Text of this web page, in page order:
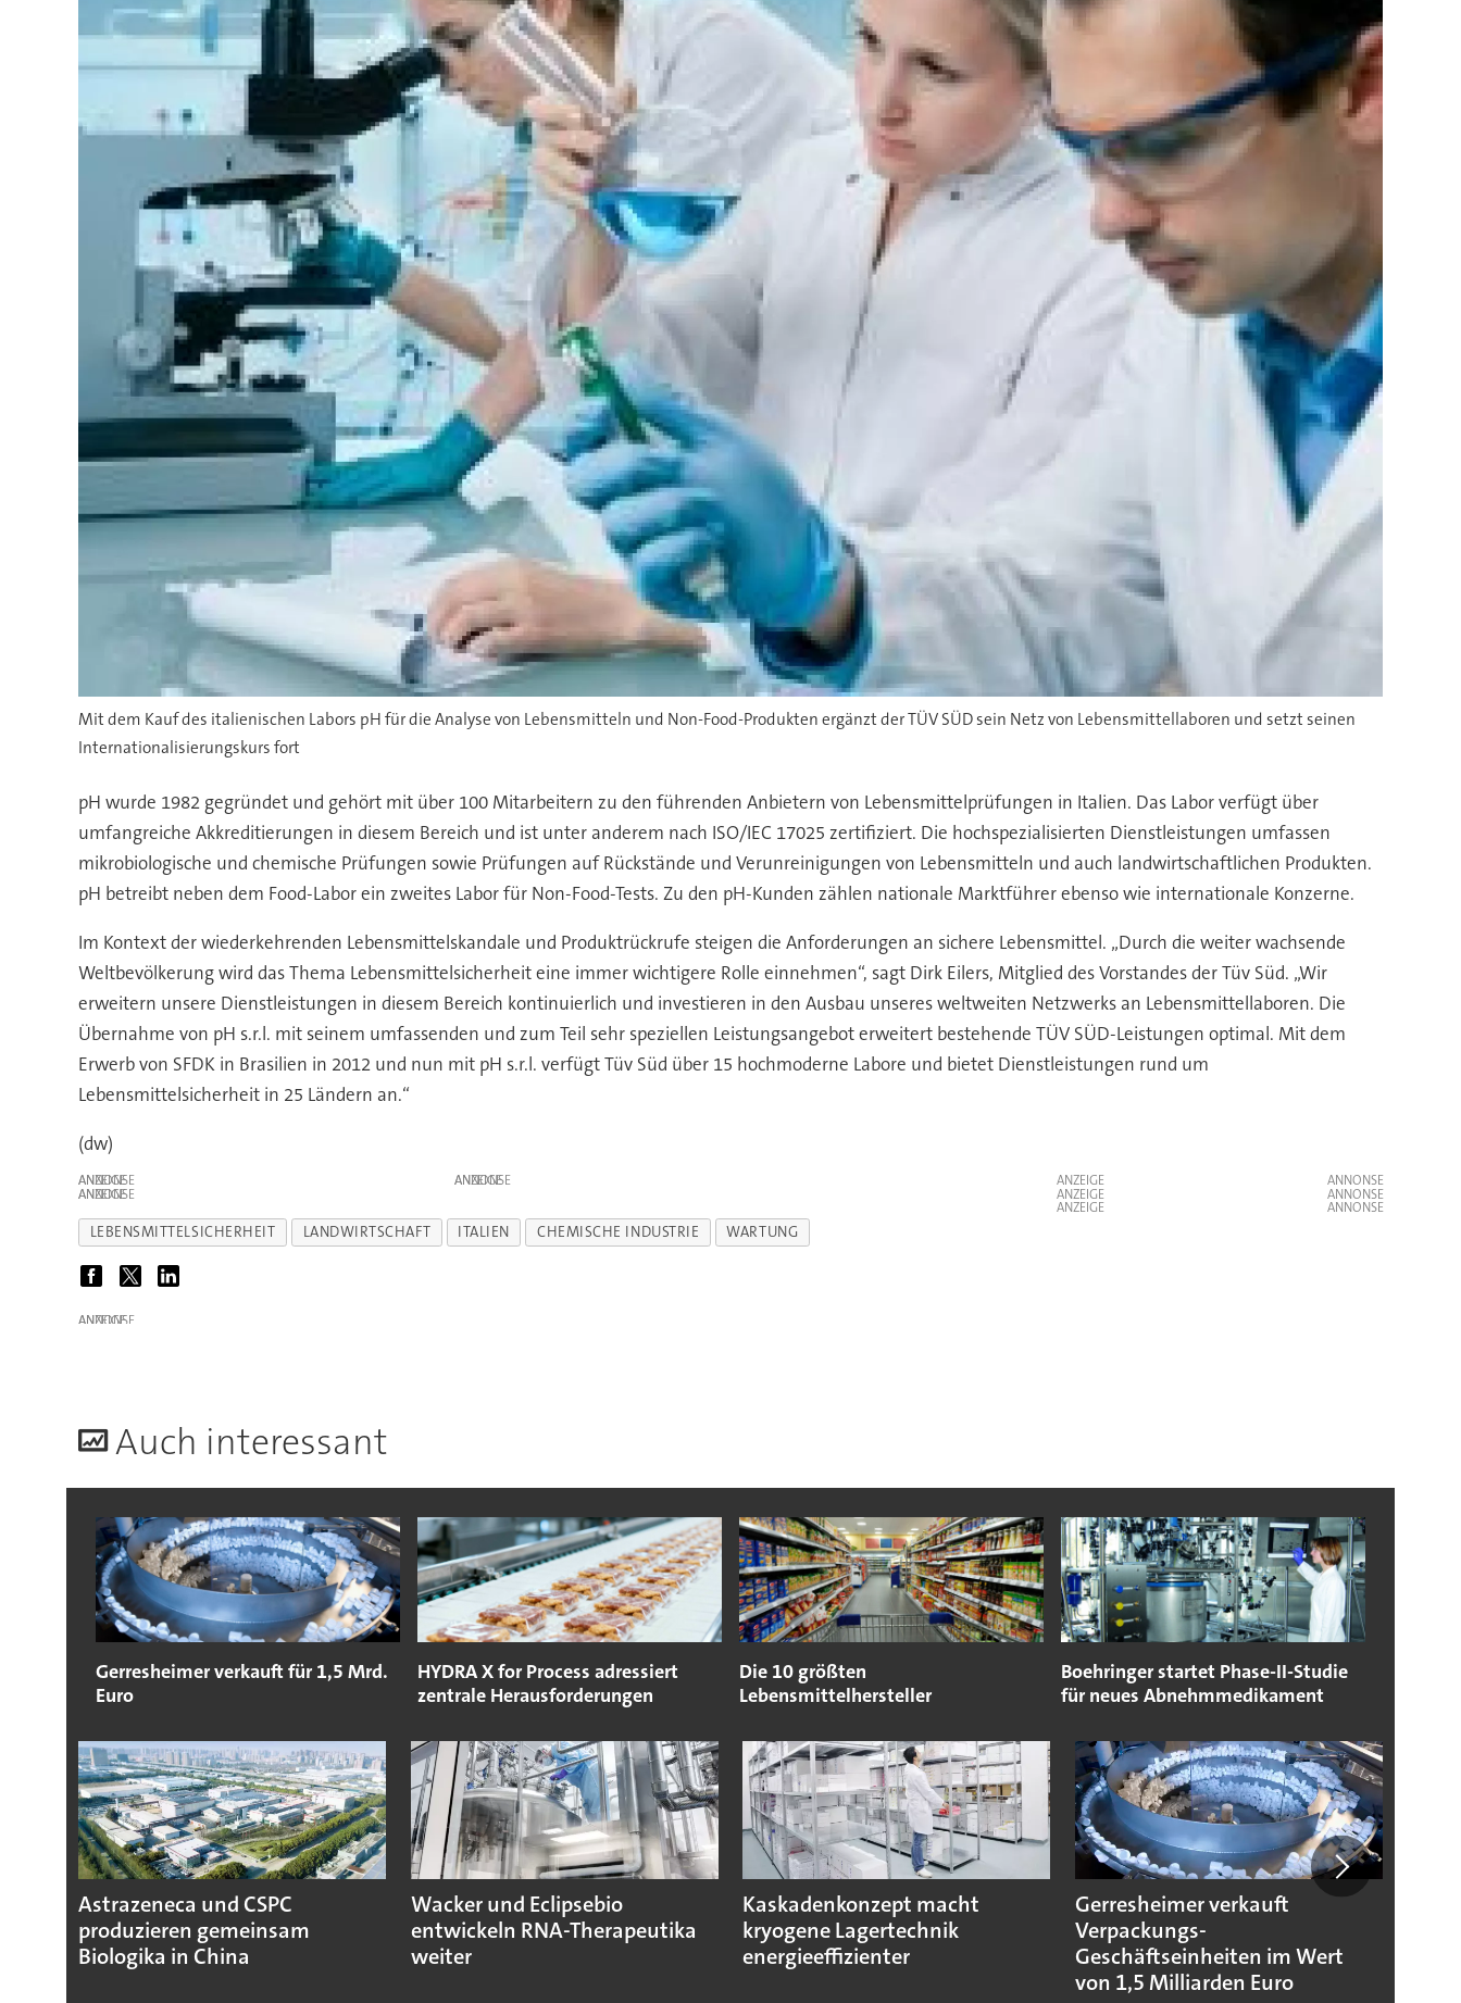
Mit dem Kauf des italienischen Labors pH für die Analyse von Lebensmitteln und Non-Food-Produkten ergänzt der TÜV SÜD sein Netz von Lebensmittellaboren und setzt seinen
Internationalisierungskurs fort
pH wurde 1982 gegründet und gehört mit über 100 Mitarbeitern zu den führenden Anbietern von Lebensmittelprüfungen in Italien. Das Labor verfügt über
umfangreiche Akkreditierungen in diesem Bereich und ist unter anderem nach ISO/IEC 17025 zertifiziert. Die hochspezialisierten Dienstleistungen umfassen
mikrobiologische und chemische Prüfungen sowie Prüfungen auf Rückstände und Verunreinigungen von Lebensmitteln und auch landwirtschaftlichen Produkten.
pH betreibt neben dem Food-Labor ein zweites Labor für Non-Food-Tests. Zu den pH-Kunden zählen nationale Marktführer ebenso wie internationale Konzerne.
Im Kontext der wiederkehrenden Lebensmittelskandale und Produktrückrufe steigen die Anforderungen an sichere Lebensmittel. „Durch die weiter wachsende
Weltbevölkerung wird das Thema Lebensmittelsicherheit eine immer wichtigere Rolle einnehmen“, sagt Dirk Eilers, Mitglied des Vorstandes der Tüv Süd. „Wir
erweitern unsere Dienstleistungen in diesem Bereich kontinuierlich und investieren in den Ausbau unseres weltweiten Netzwerks an Lebensmittellaboren. Die
Übernahme von pH s.r.l. mit seinem umfassenden und zum Teil sehr speziellen Leistungsangebot erweitert bestehende TÜV SÜD-Leistungen optimal. Mit dem
Erwerb von SFDK in Brasilien in 2012 und nun mit pH s.r.l. verfügt Tüv Süd über 15 hochmoderne Labore und bietet Dienstleistungen rund um
Lebensmittelsicherheit in 25 Ländern an.“
(dw)
ANZEIGE ANZEIGE
ANZEIGE
ANZEIGE
ANZEIGE
ANZEIGE
LEBENSMITTELSICHERHEIT LANDWIRTSCHAFT ITALIEN CHEMISCHE INDUSTRIE WARTUNG
ANZEIGE
Auch interessant
Gerresheimer verkauft für 1,5 Mrd.
Euro
HYDRA X for Process adressiert
zentrale Herausforderungen
Die 10 größten
Lebensmittelhersteller
Boehringer startet Phase-II-Studie
für neues Abnehmmedikament
Astrazeneca und CSPC
produzieren gemeinsam
Biologika in China
Wacker und Eclipsebio
entwickeln RNA-Therapeutika
weiter
Kaskadenkonzept macht
kryogene Lagertechnik
energieeffizienter
Gerresheimer verkauft
Verpackungs-
Geschäftseinheiten im Wert
von 1,5 Milliarden Euro